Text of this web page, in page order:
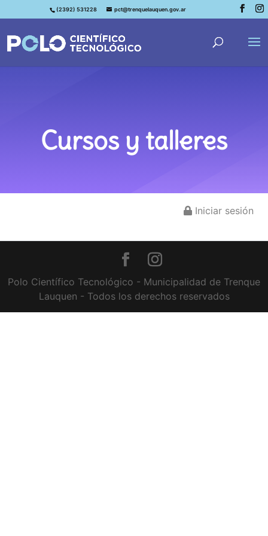
(2392) 531228 pct@trenquelauquen.gov.ar
Cursos y talleres
Iniciar sesión
Polo Científico Tecnológico - Municipalidad de Trenque
Lauquen - Todos los derechos reservados